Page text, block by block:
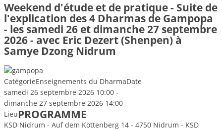
Weekend d'étude et de pratique - Suite de
l'explication des 4 Dharmas de Gampopa
- les samedi 26 et dimanche 27 septembre
2026 - avec Eric Dezert (Shenpen) à
Samye Dzong Nidrum
CatégorieEnseignements du DharmaDate
samedi 26 septembre 2026 10:00 -
dimanche 27 septembre 2026 14:00
Lieu
KSD Nidrum - Auf dem Köttenberg 14 - 4750 Nidrum - KSD
PROGRAMME